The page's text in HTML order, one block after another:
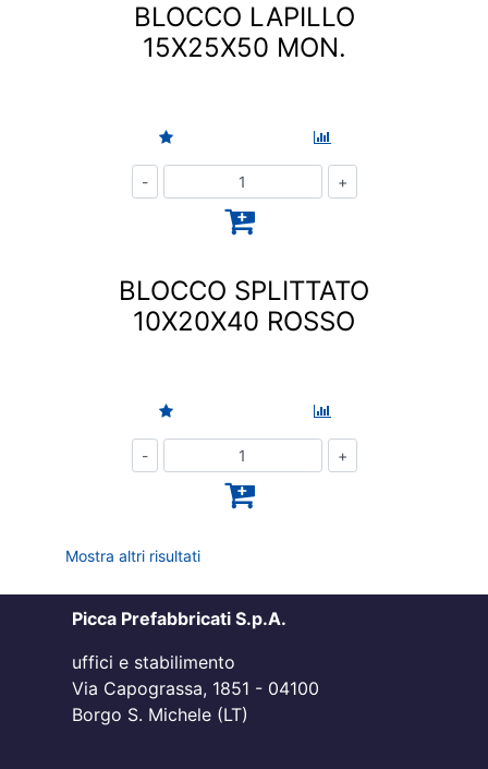
BLOCCO LAPILLO
15X25X50 MON.
BLOCCO SPLITTATO
10X20X40 ROSSO
Mostra altri risultati
Picca Prefabbricati S.p.A.
uffici e stabilimento
Via Capograssa, 1851 - 04100
Borgo S. Michele (LT)